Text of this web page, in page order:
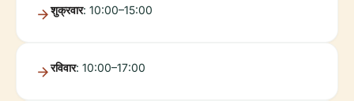
शुक्रवार: 10:00–15:00
रविवार: 10:00–17:00